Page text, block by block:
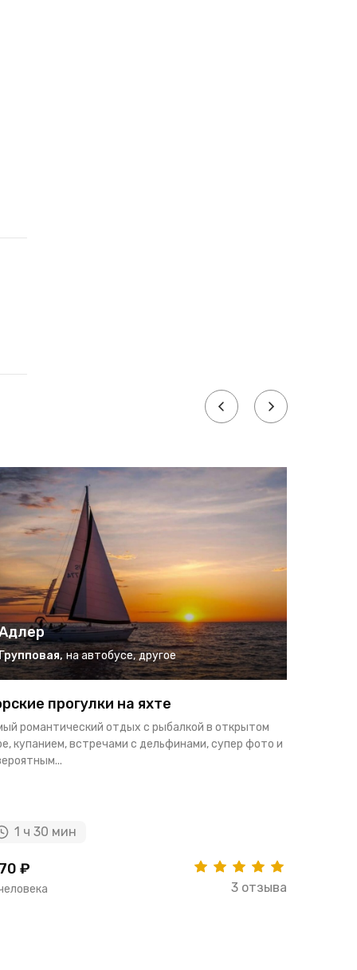
, на автобусе, другое
прогулки на яхте
романтический отдых с рыбалкой в открытом
купанием, встречами с дельфинами, супер фото и
1 ч 30 мин
₽
3 отзыва